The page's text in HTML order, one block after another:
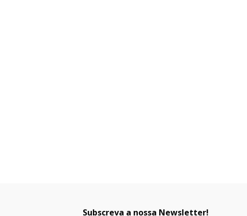
Subscreva a nossa Newsletter!